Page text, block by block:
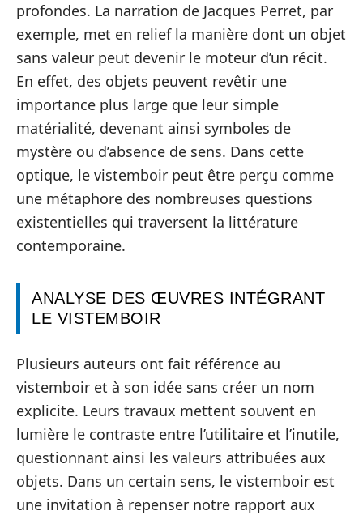
profondes. La narration de Jacques Perret, par
exemple, met en relief la manière dont un objet
sans valeur peut devenir le moteur d’un récit.
En effet, des objets peuvent revêtir une
importance plus large que leur simple
matérialité, devenant ainsi symboles de
mystère ou d’absence de sens. Dans cette
optique, le vistemboir peut être perçu comme
une métaphore des nombreuses questions
existentielles qui traversent la littérature
contemporaine.
ANALYSE DES ŒUVRES INTÉGRANT
LE VISTEMBOIR
Plusieurs auteurs ont fait référence au
vistemboir et à son idée sans créer un nom
explicite. Leurs travaux mettent souvent en
lumière le contraste entre l’utilitaire et l’inutile,
questionnant ainsi les valeurs attribuées aux
objets. Dans un certain sens, le vistemboir est
une invitation à repenser notre rapport aux